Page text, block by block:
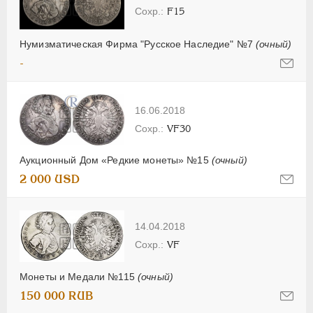
Нумизматическая Фирма "Русское Наследие" №7(очный)
F15
-
16.06.2018
Аукционный Дом «Редкие монеты» №15 (очный)
VF30
2 000 USD
14.04.2018
Монеты и Медали №115 (очный)
VF
150 000 RUB